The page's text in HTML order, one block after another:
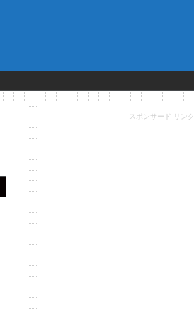
スポンサード リンク